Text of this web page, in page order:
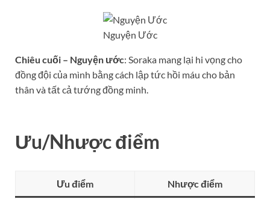
Nguyện Ước
Chiêu cuối – Nguyện ước: Soraka mang lại hi vọng cho
đồng đội của mình bằng cách lập tức hồi máu cho bản
thân và tất cả tướng đồng minh.
Ưu/Nhược điểm
Ưu điểm Nhược điểm